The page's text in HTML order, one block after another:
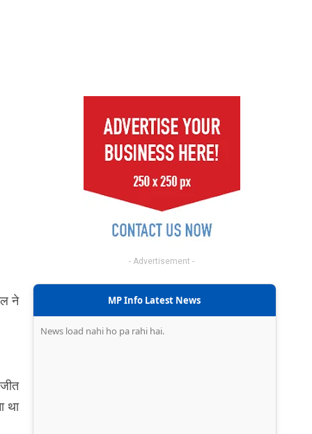
ने
था
- Advertisement -
MP Info Latest News
News load nahi ho pa rahi hai.